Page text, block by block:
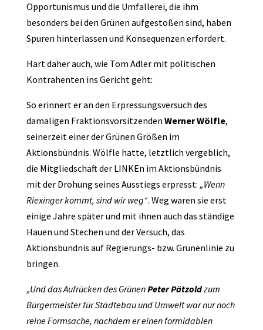
Opportunismus und die Umfallerei, die ihm
besonders bei den Grünen aufgestoßen sind, haben
Spuren hinterlassen und Konsequenzen erfordert.
Hart daher auch, wie Tom Adler mit politischen
Kontrahenten ins Gericht geht:
So erinnert er an den Erpressungsversuch des
damaligen Fraktionsvorsitzenden Werner Wölfle,
seinerzeit einer der Grünen Größen im
Aktionsbündnis. Wölfle hatte, letztlich vergeblich,
die Mitgliedschaft der LINKEn im Aktionsbündnis
mit der Drohung seines Ausstiegs erpresst: „Wenn
Riexinger kommt, sind wir weg“. Weg waren sie erst
einige Jahre später und mit ihnen auch das ständige
Hauen und Stechen und der Versuch, das
Aktionsbündnis auf Regierungs- bzw. Grünenlinie zu
bringen.
„Und das Aufrücken des GrünenPeter Pätzoldzum
Bürgermeister für Städtebau und Umwelt war nur noch
reine Formsache, nachdem er einen formidablen